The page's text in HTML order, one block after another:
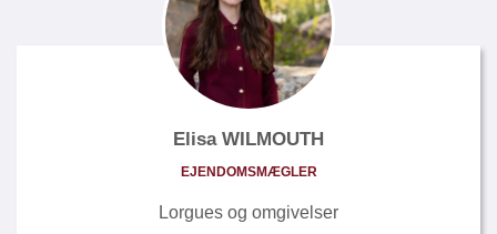
Elisa WILMOUTH
EJENDOMSMÆGLER
Lorgues og omgivelser